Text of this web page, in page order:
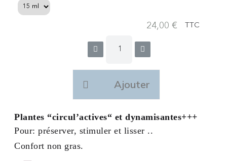
24,00 € TTC
Ajouter
Plantes “circul’actives“ et dynamisantes+++
Pour: préserver, stimuler et lisser ..
Confort non gras.